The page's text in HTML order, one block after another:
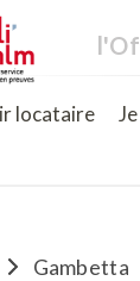
locataire
Gambetta